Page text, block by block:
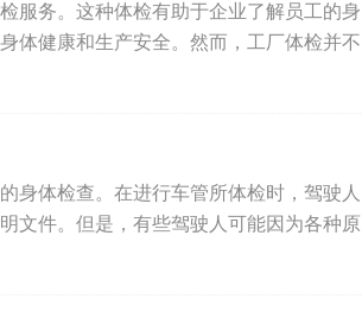
服务。这种体检有助于企业了解员工的身
体健康和生产安全。然而，工厂体检并不
身体检查。在进行车管所体检时，驾驶人
文件。但是，有些驾驶人可能因为各种原